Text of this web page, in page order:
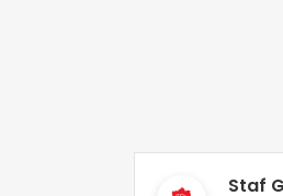
Staf